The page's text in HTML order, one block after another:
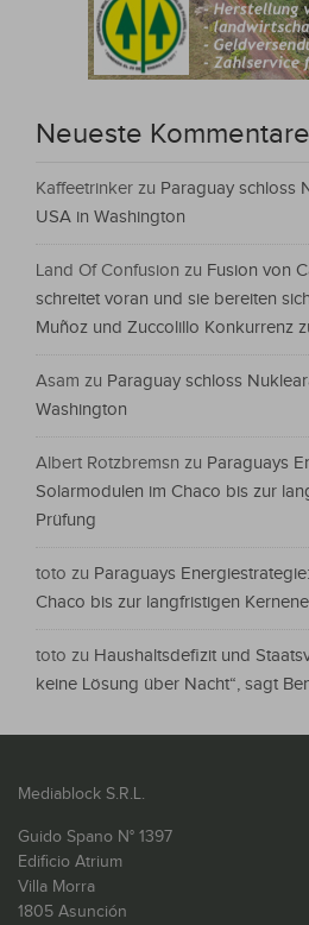
Neueste Kommentare
Kaffeetrinker zu Paraguay schloss
USA in Washington
Land Of Confusion zu Fusion von
schreitet voran und sie bereiten
Muñoz und Zuccolillo Konkurrenz
Asam zu Paraguay schloss
Washington
Albert Rotzbremsn zu Paraguays
Solarmodulen im Chaco bis zur
Prüfung
toto zu Paraguays
Chaco bis zur langfristigen
toto zu Haushaltsdefizit und
keine Lösung über Nacht“, sagt
Mediablock S.R.L.
Guido Spano N° 1397
Edificio Atrium
Villa Morra
1805 Asunción